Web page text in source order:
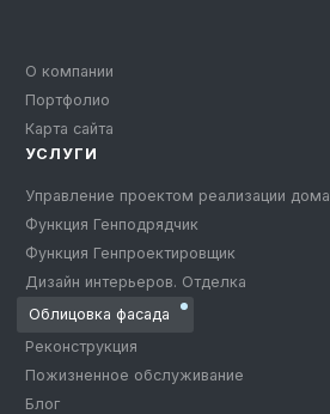
О компании
Портфолио
Карта сайта
УСЛУГИ
Управление проектом реализации дома
Функция Генподрядчик
Функция Генпроектировщик
Дизайн интерьеров. Отделка
Облицовка фасада
Реконструкция
Пожизненное обслуживание
Блог